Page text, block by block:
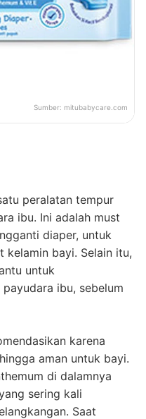
Sumber: mitubabycare.com
peralatan tempur
ibu. Ini adalah must
diaper, untuk
kelamin bayi. Selain itu,
untuk
ibu, sebelum
karena
aman untuk bayi.
di dalamnya
sering kali
Saat